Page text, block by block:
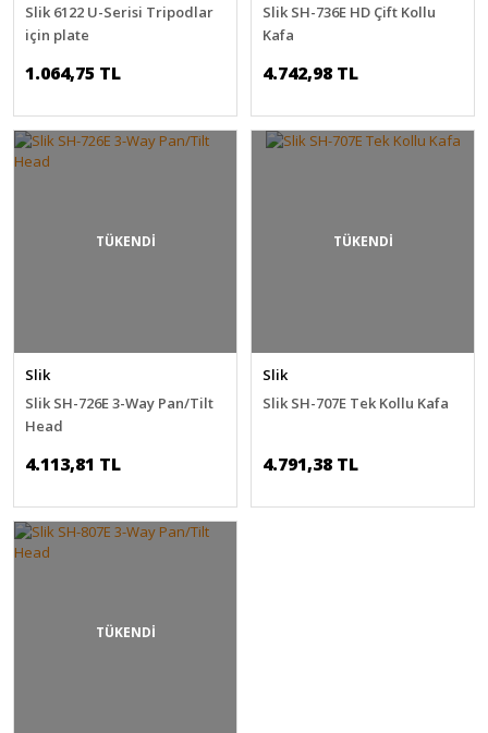
Slik 6122 U-Serisi Tripodlar
için plate
1.064,75 TL
Slik SH-736E HD Çift Kollu
Kafa
4.742,98 TL
TÜKENDİ
Slik
Slik SH-726E 3-Way Pan/Tilt
Head
4.113,81 TL
TÜKENDİ
Slik
Slik SH-707E Tek Kollu Kafa
4.791,38 TL
TÜKENDİ